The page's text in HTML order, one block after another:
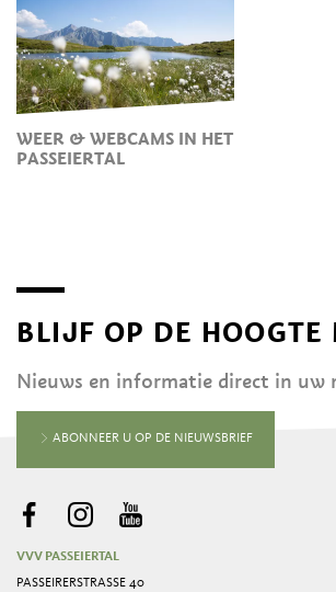
WEER & WEBCAMS IN HET
PASSEIERTAL
BLIJF OP DE HOOGTE
Nieuws en informatie direct in uw
ABONNEER U OP DE NIEUWSBRIEF
VVV PASSEIERTAL
PASSEIRERSTRASSE 40